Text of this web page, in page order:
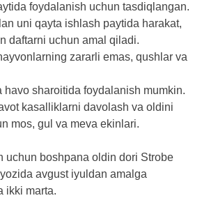
foydalanish uchun tasdiqlangan.
uni qayta ishlash paytida harakat,
daftarni uchun amal qiladi.
zararli emas, qushlar va
havo sharoitida foydalanish mumkin.
kasalliklarni davolash va oldini
mos, gul va meva ekinlari.
uchun boshpana oldin dori Strobe
avgust iyuldan amalga
ikki marta.